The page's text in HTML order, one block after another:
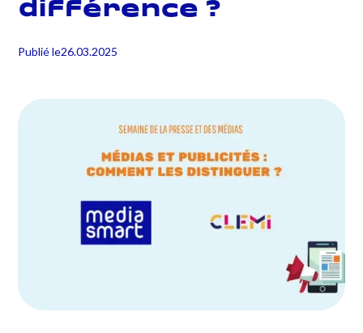
différence ?
Publié le26.03.2025